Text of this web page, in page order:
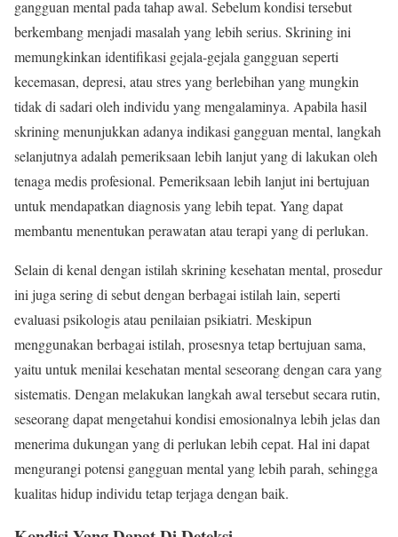
gangguan mental pada tahap awal. Sebelum kondisi tersebut
berkembang menjadi masalah yang lebih serius. Skrining ini
memungkinkan identifikasi gejala-gejala gangguan seperti
kecemasan, depresi, atau stres yang berlebihan yang mungkin
tidak di sadari oleh individu yang mengalaminya. Apabila hasil
skrining menunjukkan adanya indikasi gangguan mental, langkah
selanjutnya adalah pemeriksaan lebih lanjut yang di lakukan oleh
tenaga medis profesional. Pemeriksaan lebih lanjut ini bertujuan
untuk mendapatkan diagnosis yang lebih tepat. Yang dapat
membantu menentukan perawatan atau terapi yang di perlukan.
Selain di kenal dengan istilah skrining kesehatan mental, prosedur
ini juga sering di sebut dengan berbagai istilah lain, seperti
evaluasi psikologis atau penilaian psikiatri. Meskipun
menggunakan berbagai istilah, prosesnya tetap bertujuan sama,
yaitu untuk menilai kesehatan mental seseorang dengan cara yang
sistematis. Dengan melakukan langkah awal tersebut secara rutin,
seseorang dapat mengetahui kondisi emosionalnya lebih jelas dan
menerima dukungan yang di perlukan lebih cepat. Hal ini dapat
mengurangi potensi gangguan mental yang lebih parah, sehingga
kualitas hidup individu tetap terjaga dengan baik.